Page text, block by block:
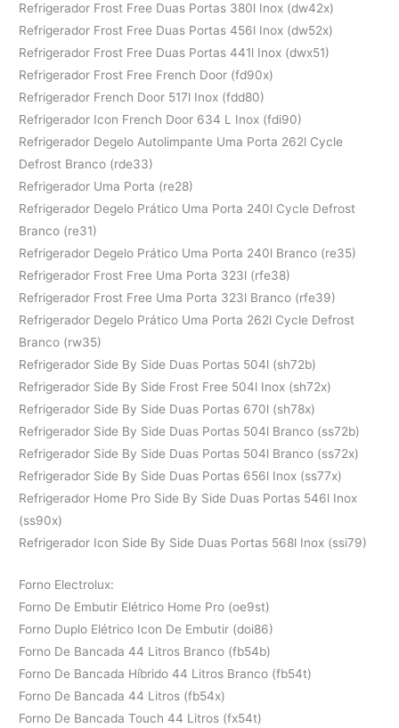
Refrigerador Frost Free Duas Portas 380l Inox (dw42x)
Refrigerador Frost Free Duas Portas 456l Inox (dw52x)
Refrigerador Frost Free Duas Portas 441l Inox (dwx51)
Refrigerador Frost Free French Door (fd90x)
Refrigerador French Door 517l Inox (fdd80)
Refrigerador Icon French Door 634 L Inox (fdi90)
Refrigerador Degelo Autolimpante Uma Porta 262l Cycle
Defrost Branco (rde33)
Refrigerador Uma Porta (re28)
Refrigerador Degelo Prático Uma Porta 240l Cycle Defrost
Branco (re31)
Refrigerador Degelo Prático Uma Porta 240l Branco (re35)
Refrigerador Frost Free Uma Porta 323l (rfe38)
Refrigerador Frost Free Uma Porta 323l Branco (rfe39)
Refrigerador Degelo Prático Uma Porta 262l Cycle Defrost
Branco (rw35)
Refrigerador Side By Side Duas Portas 504l (sh72b)
Refrigerador Side By Side Frost Free 504l Inox (sh72x)
Refrigerador Side By Side Duas Portas 670l (sh78x)
Refrigerador Side By Side Duas Portas 504l Branco (ss72b)
Refrigerador Side By Side Duas Portas 504l Branco (ss72x)
Refrigerador Side By Side Duas Portas 656l Inox (ss77x)
Refrigerador Home Pro Side By Side Duas Portas 546l Inox
(ss90x)
Refrigerador Icon Side By Side Duas Portas 568l Inox (ssi79)
Forno Electrolux:
Forno De Embutir Elétrico Home Pro (oe9st)
Forno Duplo Elétrico Icon De Embutir (doi86)
Forno De Bancada 44 Litros Branco (fb54b)
Forno De Bancada Híbrido 44 Litros Branco (fb54t)
Forno De Bancada 44 Litros (fb54x)
Forno De Bancada Touch 44 Litros (fx54t)